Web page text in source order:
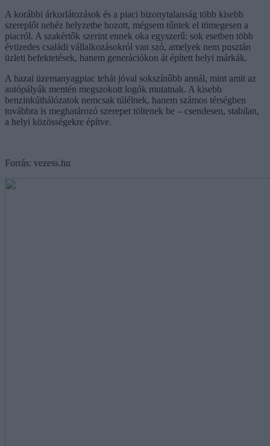
A korábbi árkorlátozások és a piaci bizonytalanság több kisebb
szereplőt nehéz helyzetbe hozott, mégsem tűntek el tömegesen a
piacról. A szakértők szerint ennek oka egyszerű: sok esetben több
évtizedes családi vállalkozásokról van szó, amelyek nem pusztán
üzleti befektetések, hanem generációkon át épített helyi márkák.
A hazai üzemanyagpiac tehát jóval sokszínűbb annál, mint amit az
autópályák mentén megszokott logók mutatnak. A kisebb
benzinkúthálózatok nemcsak túlélnek, hanem számos térségben
továbbra is meghatározó szerepet töltenek be – csendesen, stabilan,
a helyi közösségekre építve.
Forrás: vezess.hu